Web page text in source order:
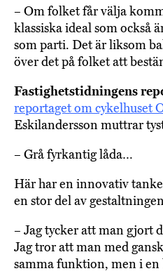
– Om folket får välja
klassiska ideal som också
som parti. Det är liksom
över det på folket att
Fastighetstidningens
reportaget om cykelhuset
Eskilandersson muttrar
– Grå fyrkantig låda…
Här har en innovativ
en stor del av
– Jag tycker att man gjort
Jag tror att man med
samma funktion, men i en